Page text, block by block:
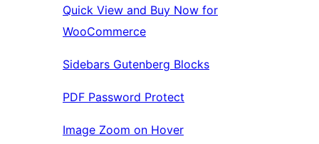
Quick View and Buy Now for
WooCommerce
Sidebars Gutenberg Blocks
PDF Password Protect
Image Zoom on Hover